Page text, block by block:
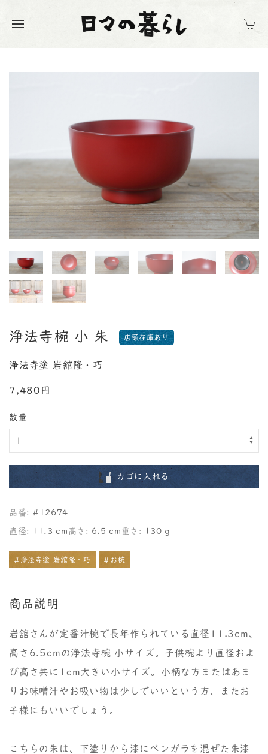
浄法寺椀 小 朱 店頭在庫あり
浄法寺塗 岩舘隆・巧
7,480円
数量
カゴに入れる
品番: #12674
直径: 11.3 cm 高さ: 6.5 cm 重さ: 130 g
#浄法寺塗 岩舘隆・巧 #お椀
商品説明
岩舘さんが定番汁椀で長年作られている直径11.3cm、
高さ6.5cmの浄法寺椀 小サイズ。子供椀より直径およ
び高さ共に1cm大きい小サイズ。小柄な方またはあま
りお味噌汁やお吸い物は少しでいいという方、またお
子様にもいいでしょう。
こちらの朱は、下塗りから漆にベンガラを混ぜた朱漆